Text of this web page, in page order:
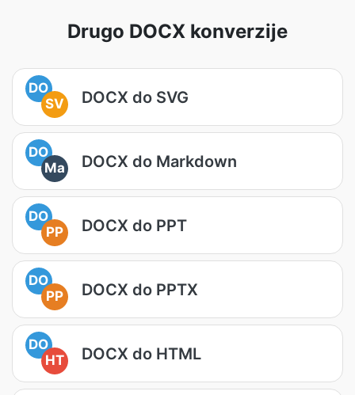
Drugo DOCX konverzije
DO
SV
DOCX do SVG
DO
Ma
DOCX do Markdown
DO
PP
DOCX do PPT
DO
PP
DOCX do PPTX
DO
HT
DOCX do HTML